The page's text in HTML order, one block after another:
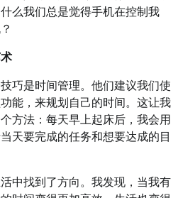
么我们总是觉得手机在控制我
巧是时间管理。他们建议我们使
能，来规划自己的时间。这让我
方法：每天早上起床后，我会用
天要完成的任务和想要达成的目
中找到了方向。我发现，当我有